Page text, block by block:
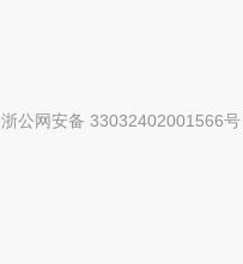
浙公网安备 33032402001566号